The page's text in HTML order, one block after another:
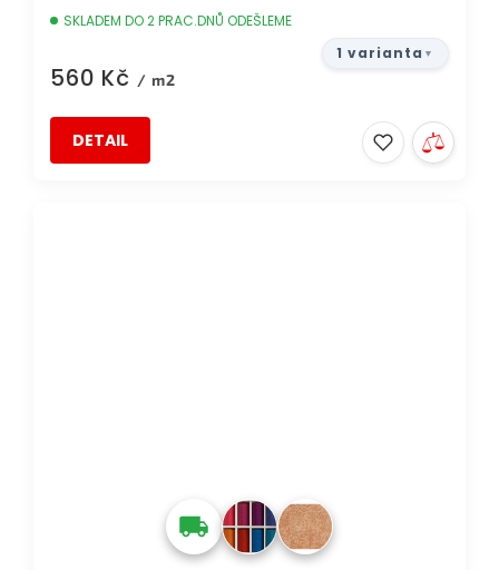
SKLADEM DO 2 PRAC.DNŮ ODEŠLEME
560 Kč / m2
DETAIL
1 varianta